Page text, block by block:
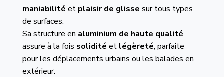
maniabilité et plaisir de glisse sur tous types
de surfaces.
Sa structure en aluminium de haute qualité
assure à la fois solidité et légèreté, parfaite
pour les déplacements urbains ou les balades en
extérieur.